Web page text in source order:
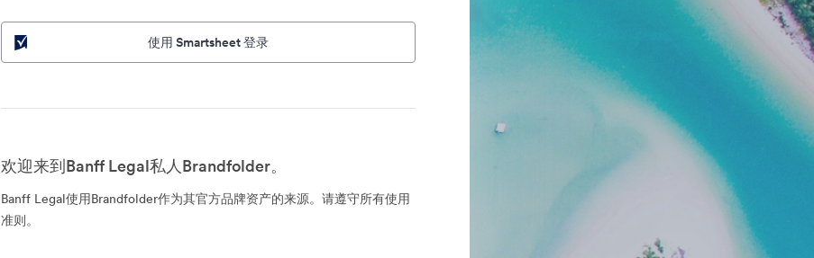
使用 Smartsheet 登录
欢迎来到Banff Legal私人Brandfolder。
Banff Legal使用Brandfolder作为其官方品牌资产的来源。请遵守所有使用
准则。